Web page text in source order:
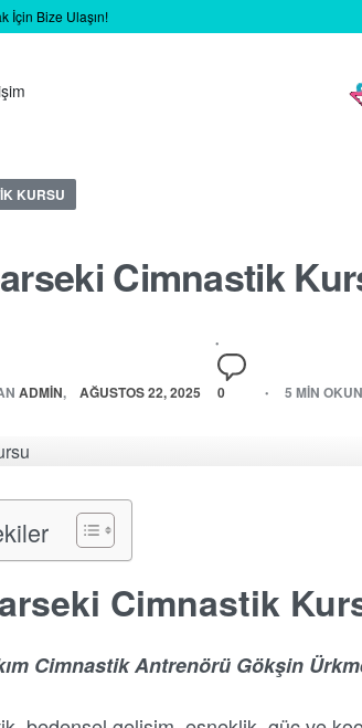
İçin Bize Ulaşın!
KURSU
Cimnastik
ADMIN AĞUSTOS 22, 2025 0 5 MIN
Cimnastik
Cimnastik Antrenörü Gökşin